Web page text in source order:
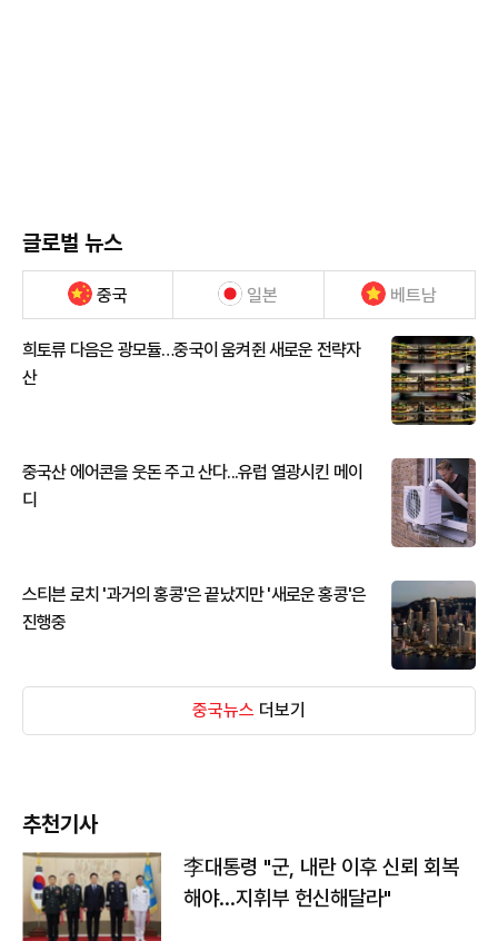
글로벌 뉴스
중국 일본 베트남
희토류 다음은 광모듈…중국이 움켜쥔 새로운 전략자
산
중국산 에어콘을 웃돈 주고 산다...유럽 열광시킨 메이
디
스티븐 로치 '과거의 홍콩'은 끝났지만 '새로운 홍콩'은
진행중
중국뉴스 더보기
추천기사
李대통령 "군, 내란 이후 신뢰 회복
해야…지휘부 헌신해달라"